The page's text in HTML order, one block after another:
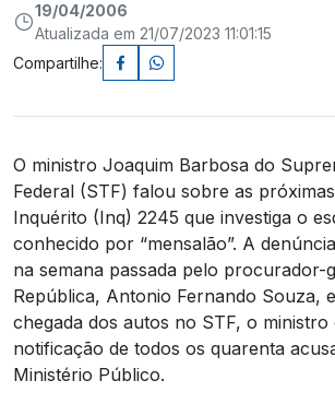
19/04/2006
Atualizada em 21/07/2023 11:01:15
Compartilhe:
O ministro Joaquim Barbosa do
Federal (STF) falou sobre as
Inquérito (Inq) 2245 que investiga o
conhecido por “mensalão”. A
na semana passada pelo procurador-
República, Antonio Fernando Souza,
chegada dos autos no STF, o ministro
notificação de todos os quarenta
Ministério Público.